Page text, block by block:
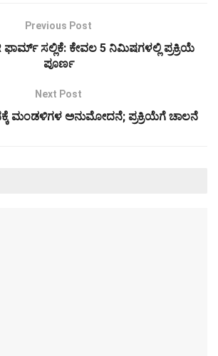
Previous Post
ಫಾರ್ಮ್ ಸಲ್ಲಿಕೆ: ಕೇವಲ 5 ನಿಮಿಷಗಳಲ್ಲಿ ಪ್ರಕ್ರಿಯೆ
ಪೂರ್ಣ
Next Post
ಮಂಡಳಿಗಳ ಅನುಮೋದನೆ; ಪ್ರಕ್ರಿಯೆಗೆ ಚಾಲನೆ